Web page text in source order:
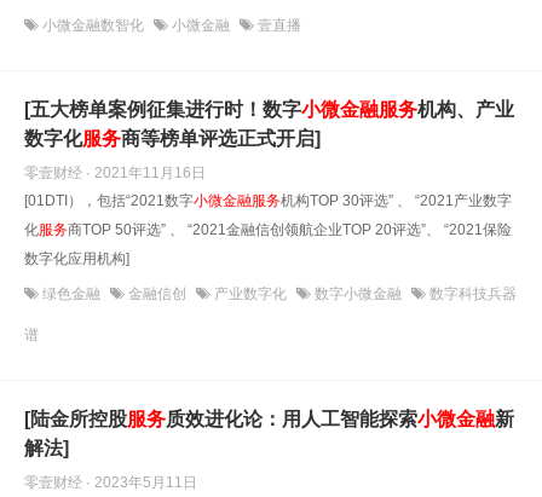
小微金融数智化 小微金融 壹直播
[五大榜单案例征集进行时！数字小微金融服务机构、产业
数字化服务商等榜单评选正式开启]
零壹财经 · 2021年11月16日
[01DTI），包括“2021数字小微金融服务机构TOP 30评选” 、 “2021产业数字
化服务商TOP 50评选” 、 “2021金融信创领航企业TOP 20评选”、 “2021保险
数字化应用机构]
绿色金融 金融信创 产业数字化 数字小微金融 数字科技兵器
谱
[陆金所控股服务质效进化论：用人工智能探索小微金融新
解法]
零壹财经 · 2023年5月11日